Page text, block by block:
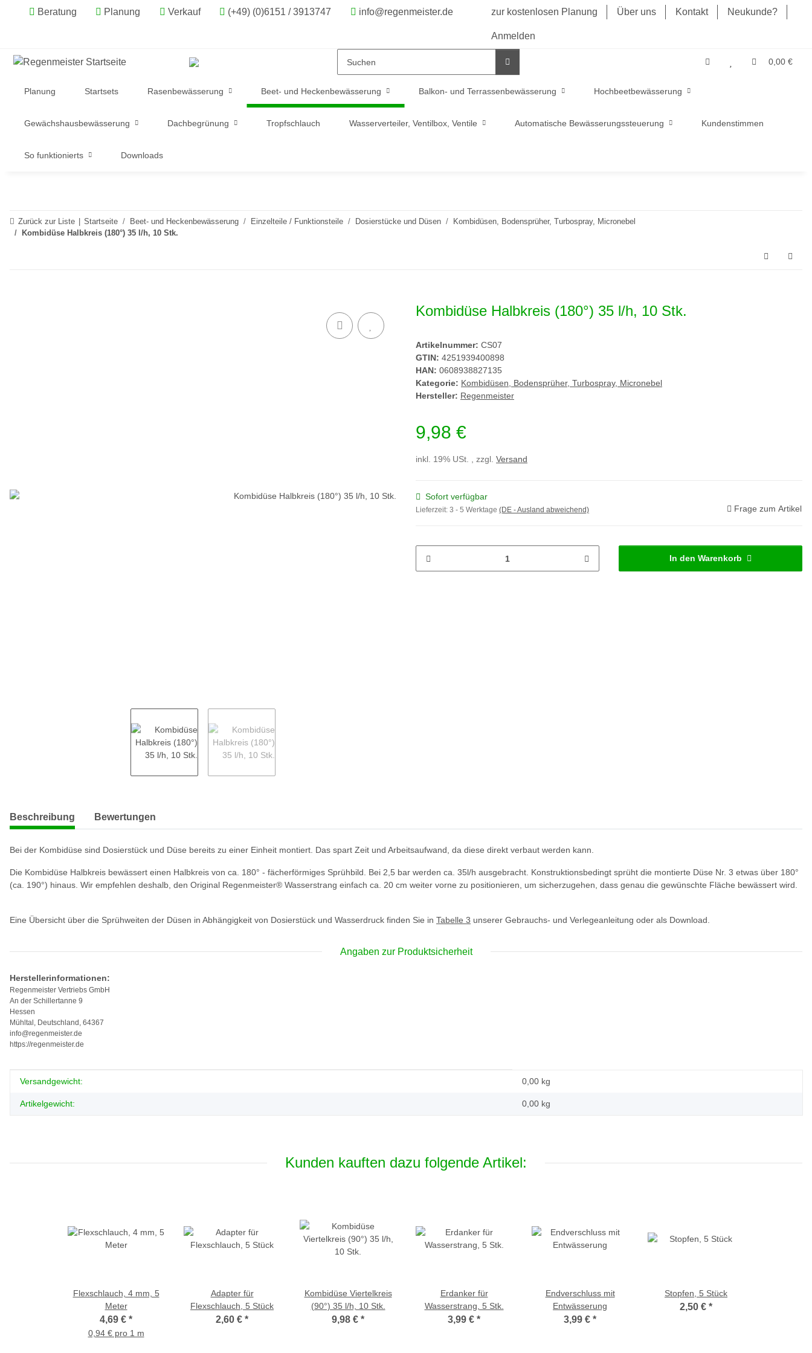
Beratung Planung Verkauf (+49) (0)6151 / 3913747 info@regenmeister.de zur kostenlosen Planung Über uns Kontakt Neukunde?
Anmelden
0,00 €
Planung Startsets Rasenbewässerung Beet- und Heckenbewässerung Balkon- und Terrassenbewässerung Hochbeetbewässerung
Gewächshausbewässerung Dachbegrünung Tropfschlauch Wasserverteiler, Ventilbox, Ventile Automatische Bewässerungssteuerung Kundenstimmen
So funktionierts Downloads
Zurück zur Liste Startseite Beet- und Heckenbewässerung Einzelteile / Funktionsteile Dosierstücke und Düsen
Kombidüsen, Bodensprüher, Turbospray, Micronebel
Kombidüse Halbkreis (180°) 35 l/h, 10 Stk.
Kombidüse Halbkreis (180°) 35 l/h, 10 Stk.
Artikelnummer: CS07
GTIN: 4251939400898
HAN: 0608938827135
Kategorie: Kombidüsen, Bodensprüher, Turbospray, Micronebel
Hersteller: Regenmeister
9,98 €
inkl. 19% USt. , zzgl. Versand
Sofort verfügbar
Lieferzeit: 3 - 5 Werktage (DE - Ausland abweichend) Frage zum Artikel
In den Warenkorb
weitere Registerkarten anzeigen
Beschreibung Bewertungen
Bei der Kombidüse sind Dosierstück und Düse bereits zu einer Einheit montiert. Das spart Zeit und Arbeitsaufwand, da diese direkt verbaut werden kann.
Die Kombidüse Halbkreis bewässert einen Halbkreis von ca. 180° - fächerförmiges Sprühbild. Bei 2,5 bar werden ca. 35l/h ausgebracht. Konstruktionsbedingt sprüht die montierte Düse Nr. 3 etwas über 180°
(ca. 190°) hinaus. Wir empfehlen deshalb, den Original Regenmeister® Wasserstrang einfach ca. 20 cm weiter vorne zu positionieren, um sicherzugehen, dass genau die gewünschte Fläche bewässert wird.
Eine Übersicht über die Sprühweiten der Düsen in Abhängigkeit von Dosierstück und Wasserdruck finden Sie in Tabelle 3 unserer Gebrauchs- und Verlegeanleitung oder als Download.
Angaben zur Produktsicherheit
Herstellerinformationen:
Regenmeister Vertriebs GmbH
An der Schillertanne 9
Hessen
Mühltal, Deutschland, 64367
info@regenmeister.de
https://regenmeister.de
Produkteigenschaft
Wert
Versandgewicht: 0,00 kg
Artikelgewicht: 0,00 kg
Kunden kauften dazu folgende Artikel:
Flexschlauch, 4 mm, 5
Meter
4,69 € *
0,94 € pro 1 m
Adapter für
Flexschlauch, 5 Stück
2,60 € *
Kombidüse Viertelkreis
(90°) 35 l/h, 10 Stk.
9,98 € *
Erdanker für
Wasserstrang, 5 Stk.
3,99 € *
Endverschluss mit
Entwässerung
3,99 € *
Stopfen, 5 Stück
2,50 € *